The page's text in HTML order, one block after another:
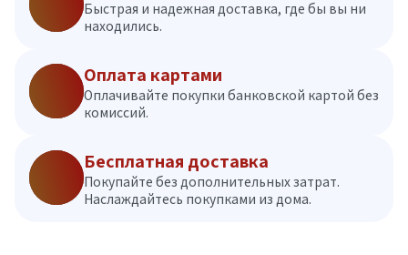
Быстрая и надежная доставка, где бы вы ни
находились.
Оплата картами
Оплачивайте покупки банковской картой без
комиссий.
Бесплатная доставка
Покупайте без дополнительных затрат.
Наслаждайтесь покупками из дома.